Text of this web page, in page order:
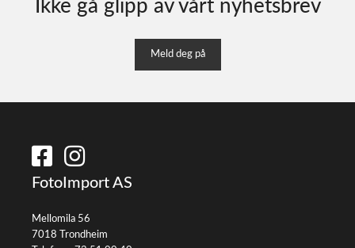
Ikke gå glipp av vårt nyhetsbrev
Meld deg på
FotoImport AS
Mellomila 56
7018 Trondheim